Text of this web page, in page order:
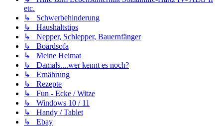
etc.
↳ Schwerbehinderung
↳ Haushaltstips
↳ Nepper, Schlepper, Bauernfänger
↳ Boardsofa
↳ Meine Heimat
↳ Damals....wer kennt es noch?
↳ Ernährung
↳ Rezepte
↳ Fun - Ecke / Witze
↳ Windows 10 / 11
↳ Handy / Tablet
↳ Ebay